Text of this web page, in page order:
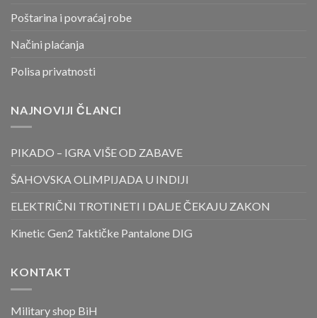
Poštarina i povraćaj robe
Načini plaćanja
Polisa privatnosti
NAJNOVIJI ČLANCI
PIKADO – IGRA VIŠE OD ZABAVE
ŠAHOVSKA OLIMPIJADA U INDIJI
ELEKTRIČNI TROTINETI I DALJE ČEKAJU ZAKON
Kinetic Gen2 Taktičke Pantalone DIG
KONTAKT
Military shop BiH